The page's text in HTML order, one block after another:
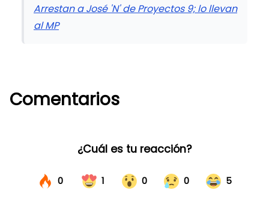
Arrestan a José 'N' de Proyectos 9; lo llevan
al MP
Comentarios